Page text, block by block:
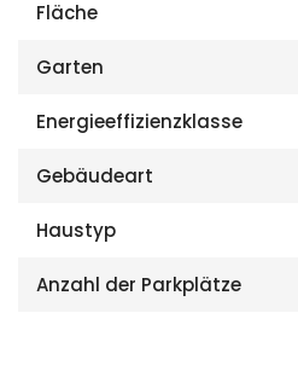
Fläche
Garten
Energieeffizienzklasse
Gebäudeart
Haustyp
Anzahl der Parkplätze